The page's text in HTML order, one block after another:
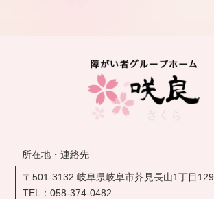
所在地・連絡先
〒501-3132 岐阜県岐阜市芥見長山1丁目129
TEL：058-374-0482